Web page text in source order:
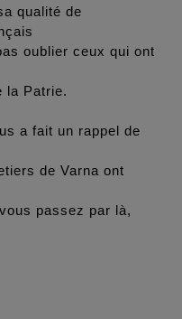
qualité de
oublier ceux qui ont
la Patrie.
a fait un rappel de
de Varna ont
passez par là,